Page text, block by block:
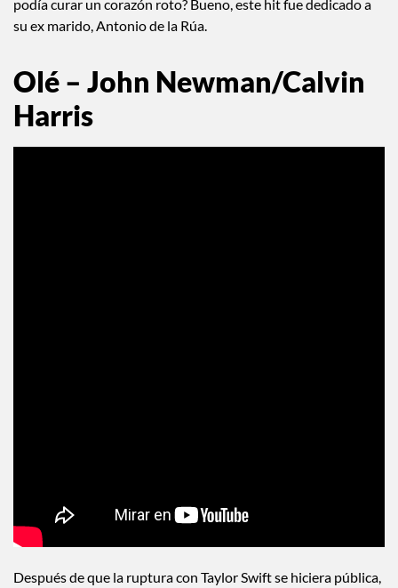
podía curar un corazón roto? Bueno, este hit fue dedicado a
su ex marido, Antonio de la Rúa.
Olé – John Newman/Calvin
Harris
Después de que la ruptura con Taylor Swift se hiciera pública,